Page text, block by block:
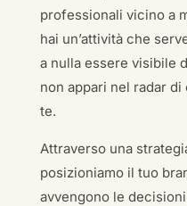
professionali vicino a
hai un’attività che
a nulla essere visibile
non appari nel radar
te.
Attraverso una
posizioniamo il tuo
avvengono le